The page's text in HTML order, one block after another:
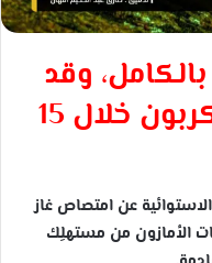
وقد
تتسبب في انبعاث الكربون خلال 15
عن امتصاص غاز
الأمازون من مستهلِك